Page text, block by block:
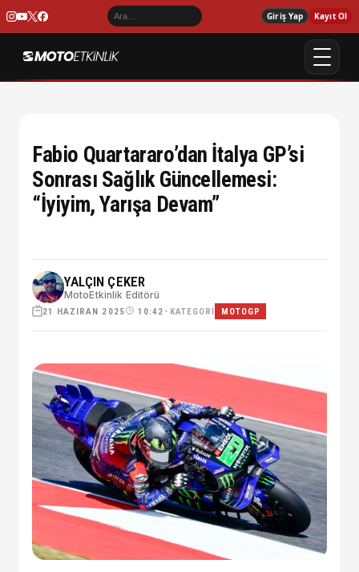
Giriş Yap Kayıt Ol
Fabio Quartararo’dan İtalya GP’si
Sonrası Sağlık Güncellemesi:
“İyiyim, Yarışa Devam”
YALÇIN ÇEKER
MotoEtkinlik Editörü
21 HAZIRAN 2025 10:42 • KATEGORI MOTOGP